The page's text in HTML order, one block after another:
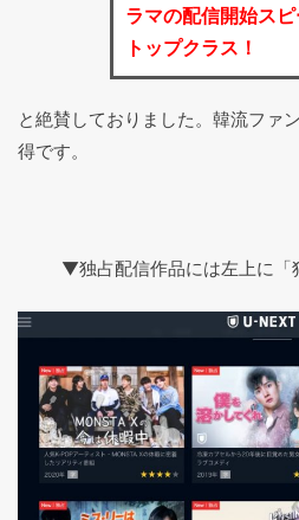
ラマの配信開始ス
トップクラス！
と絶賛しておりました。韓流ファ
得です。
▼独占配信作品には左上に「